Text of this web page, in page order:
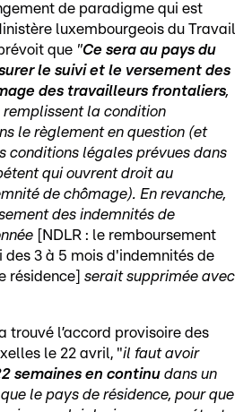
de paradigme qui est
luxembourgeois du Travail
que "Ce sera au pays du
le suivi et le versement des
des travailleurs frontaliers,
remplissent la condition
le règlement en question (et
conditions légales prévues dans
qui ouvrent droit au
de chômage). En revanche,
des indemnités de
[NDLR : le remboursement
3 à 5 mois d'indemnités de
résidence] serait supprimée avec
trouvé l’accord provisoire des
le 22 avril, "il faut avoir
semaines en continu dans un
le pays de résidence, pour que